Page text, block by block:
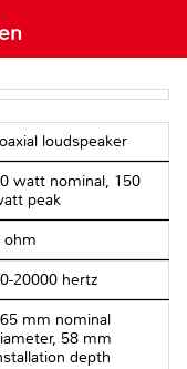
loudspeaker
watt nominal, 150
peak
ohm
20000 hertz
mm nominal
58 mm
depth